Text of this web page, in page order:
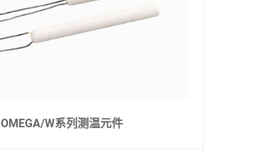
OMEGA/W系列测温元件